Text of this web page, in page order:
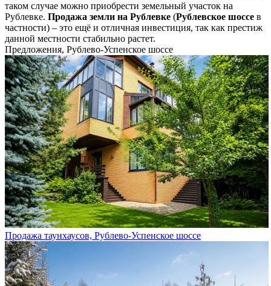
таком случае можно приобрести земельный участок на
Рублевке. Продажа земли на Рублевке (Рублевское шоссе в
частности) – это ещё и отличная инвестиция, так как престиж
данной местности стабильно растет.
Предложения, Рублево-Успенское шоссе
Продажа таунхаусов, Рублево-Успенское шоссе